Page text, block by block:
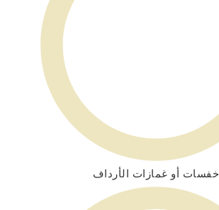
خفسات أو غمازات الأرداف